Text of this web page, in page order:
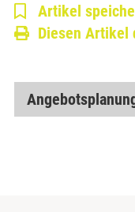
Artikel
Diesen Artikel